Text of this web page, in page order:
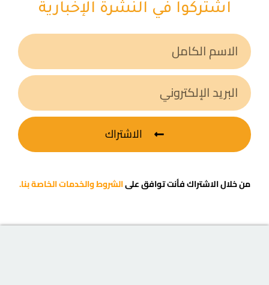
اشتركوا في النشرة الإخبارية
الاشتراك
من خلال الاشتراك فأنت توافق علىالشروط والخدمات الخاصة بنا.